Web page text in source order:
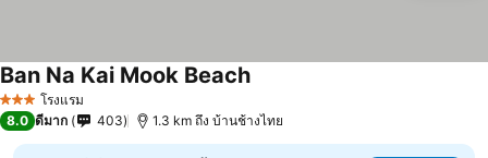
3 ดาว โรงแรม
Ban Na Kai Mook Beachดูราคา
8.0 ดีมาก 403 1.3 km ถึง บ้านช้างไทย